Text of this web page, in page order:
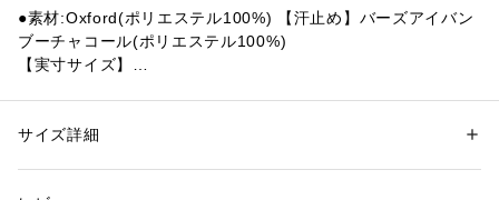
●素材:Oxford(ポリエステル100%) 【汗止め】バーズアイバン
ブーチャコール(ポリエステル100%)
【実寸サイズ】
ド」UPF50
性別：レディース
サイズ詳細